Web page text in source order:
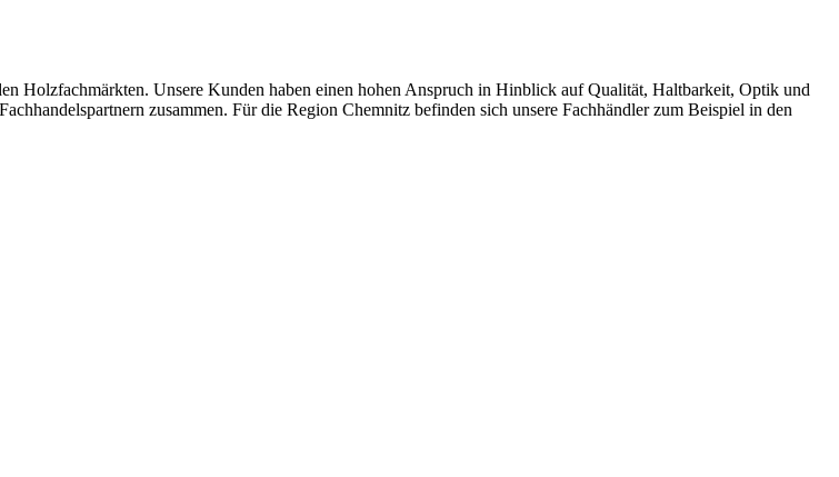
Holzfachmärkten. Unsere Kunden haben einen hohen Anspruch in Hinblick auf Qualität, Haltbarkeit, Optik und
zusammen. Für die Region Chemnitz befinden sich unsere Fachhändler zum Beispiel in den